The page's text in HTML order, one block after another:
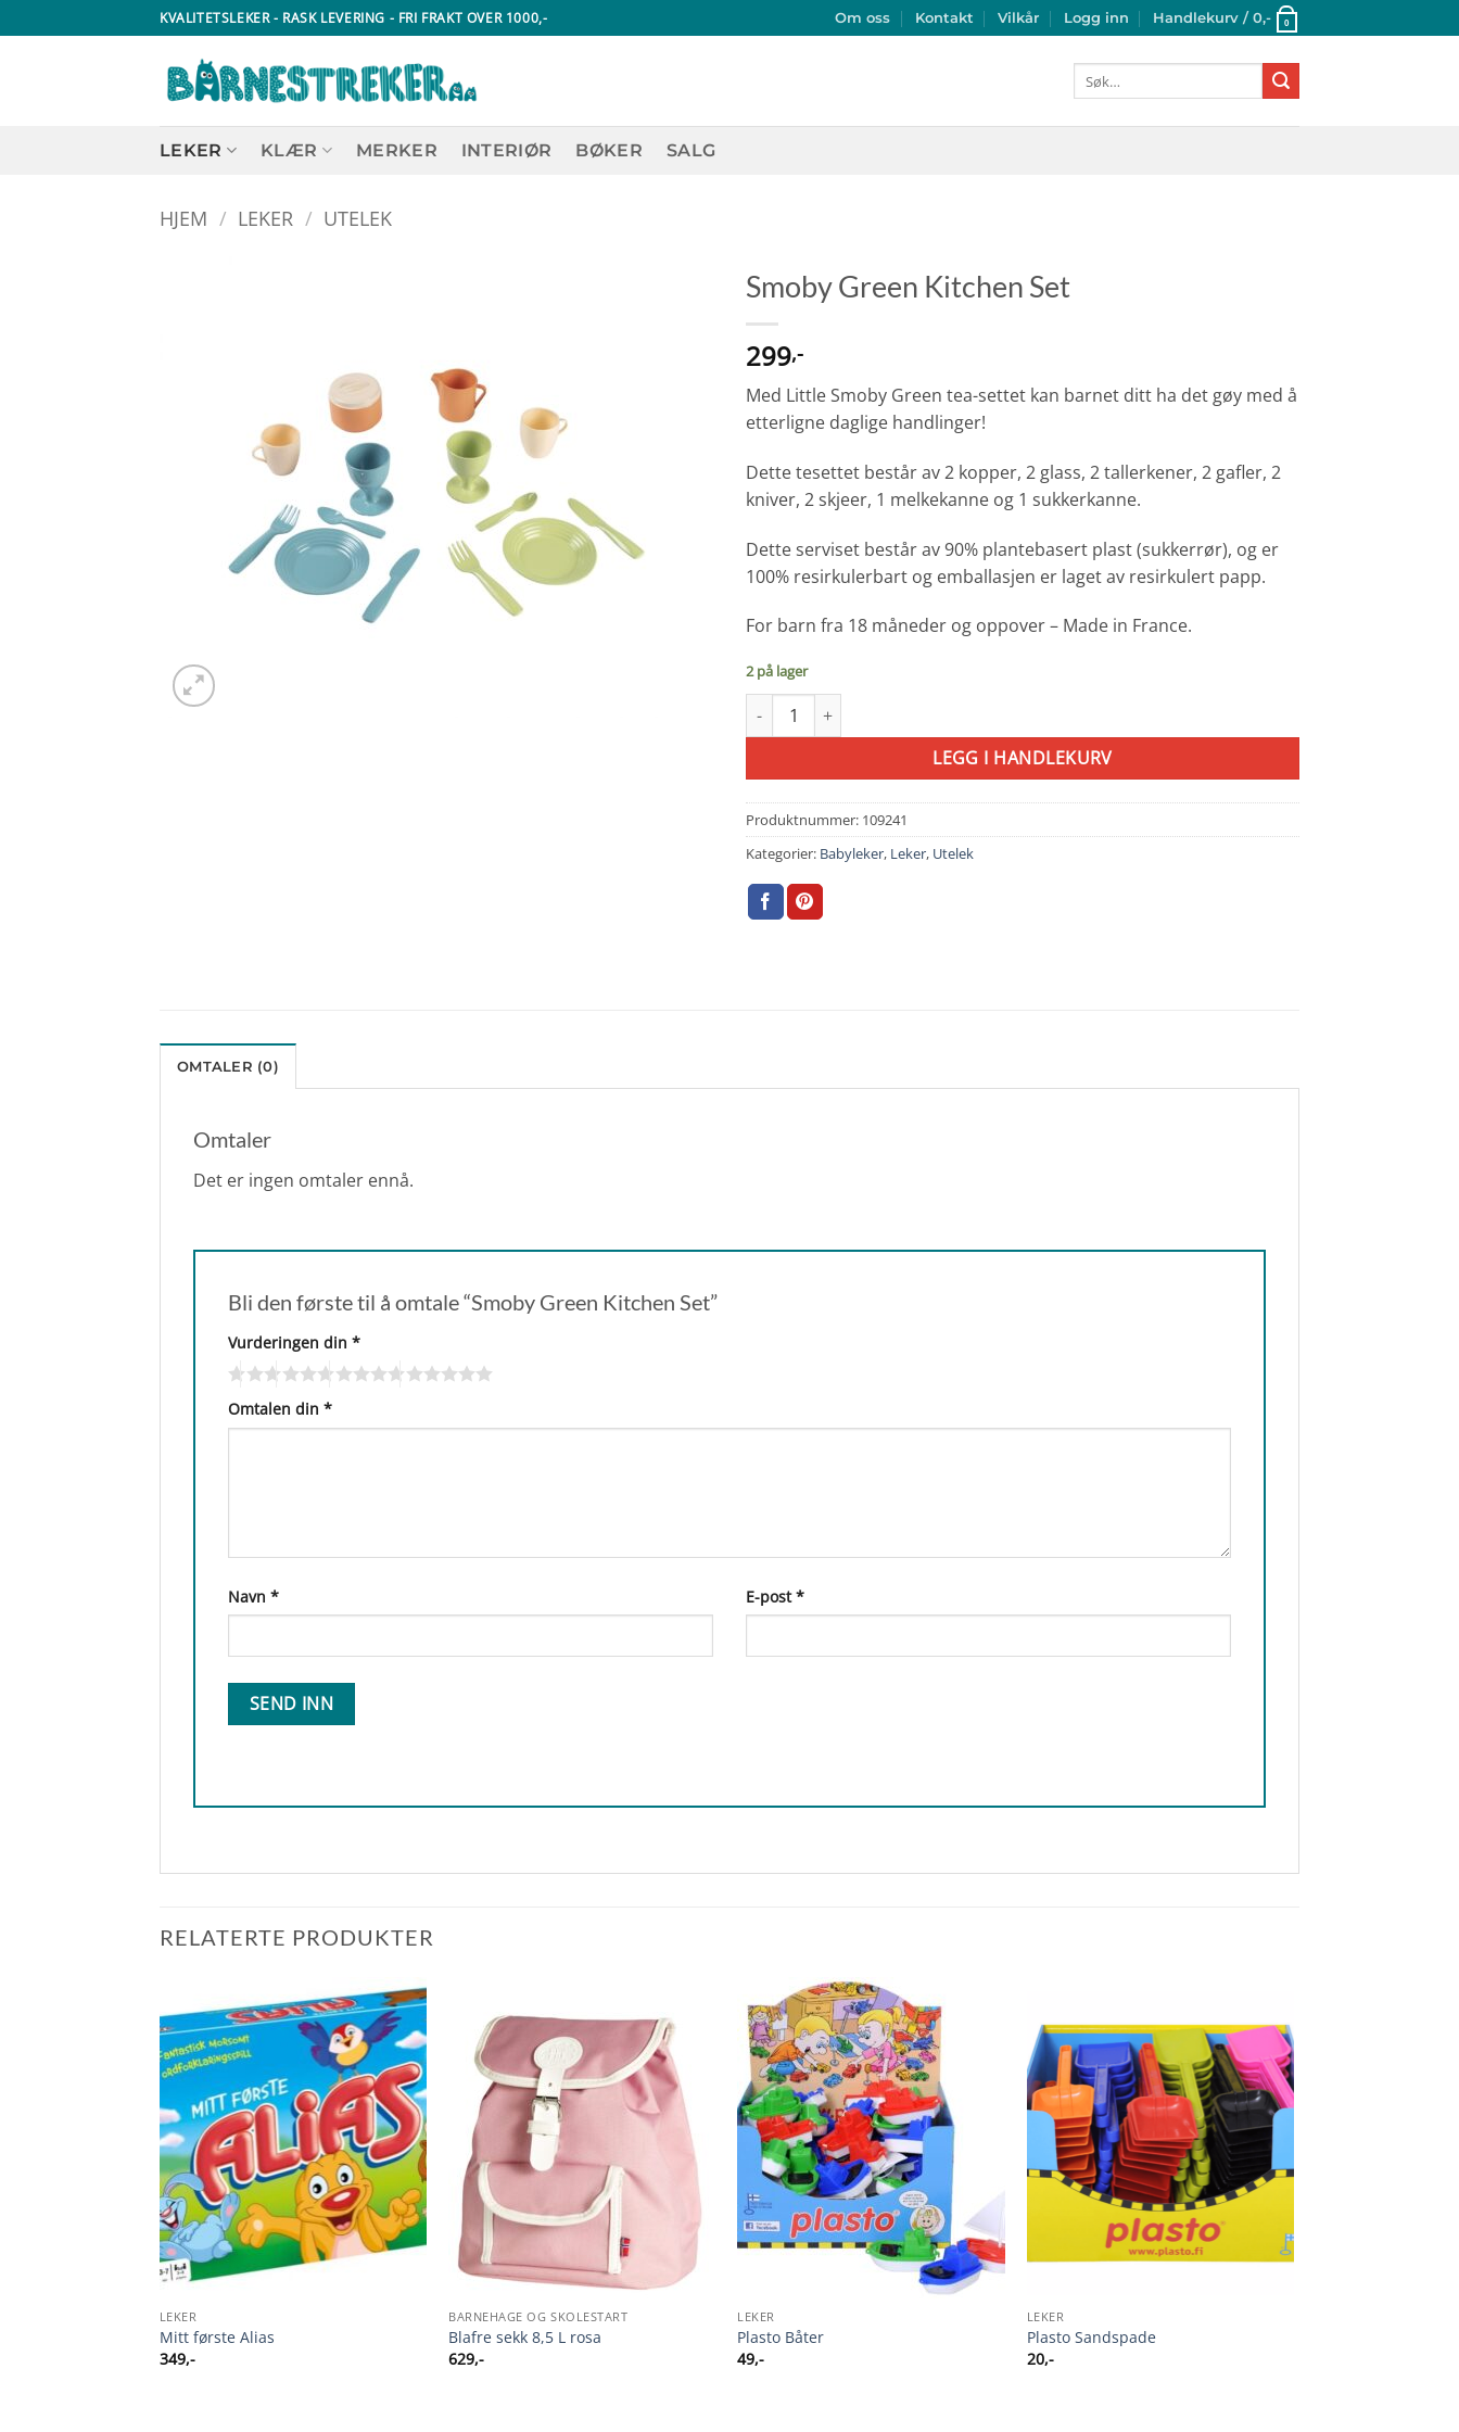
to
KVALITETSLEKER - RASK LEVERING - FRI FRAKT OVER 1000,- Om oss Kontakt Vilkår Logg inn Handlekurv / 0,- 0
etter:
LEKER KLÆR MERKER INTERIØR BØKER SALG
HJEM / LEKER / UTELEK
Smoby Green Kitchen Set
299,-
Med Little Smoby Green tea-settet kan barnet ditt ha det gøy med å
etterligne daglige handlinger!
Dette tesettet består av 2 kopper, 2 glass, 2 tallerkener, 2 gafler, 2
kniver, 2 skjeer, 1 melkekanne og 1 sukkerkanne.
Dette serviset består av 90% plantebasert plast (sukkerrør), og er
100% resirkulerbart og emballasjen er laget av resirkulert papp.
For barn fra 18 måneder og oppover – Made in France.
2 på lager
Smoby Green Kitchen Set antall
LEGG I HANDLEKURV
Produktnummer: 109241
Kategorier: Babyleker, Leker, Utelek
OMTALER (0)
Omtaler
Det er ingen omtaler ennå.
Bli den første til å omtale “Smoby Green Kitchen Set”
Vurderingen din *
Omtalen din *
Navn * E-post*
RELATERTE PRODUKTER
LEKER
Mitt første Alias
349,-
BARNEHAGE OG SKOLESTART
Blafre sekk 8,5 L rosa
629,-
LEKER
Plasto Båter
49,-
LEKER
Plasto Sandspade
20,-